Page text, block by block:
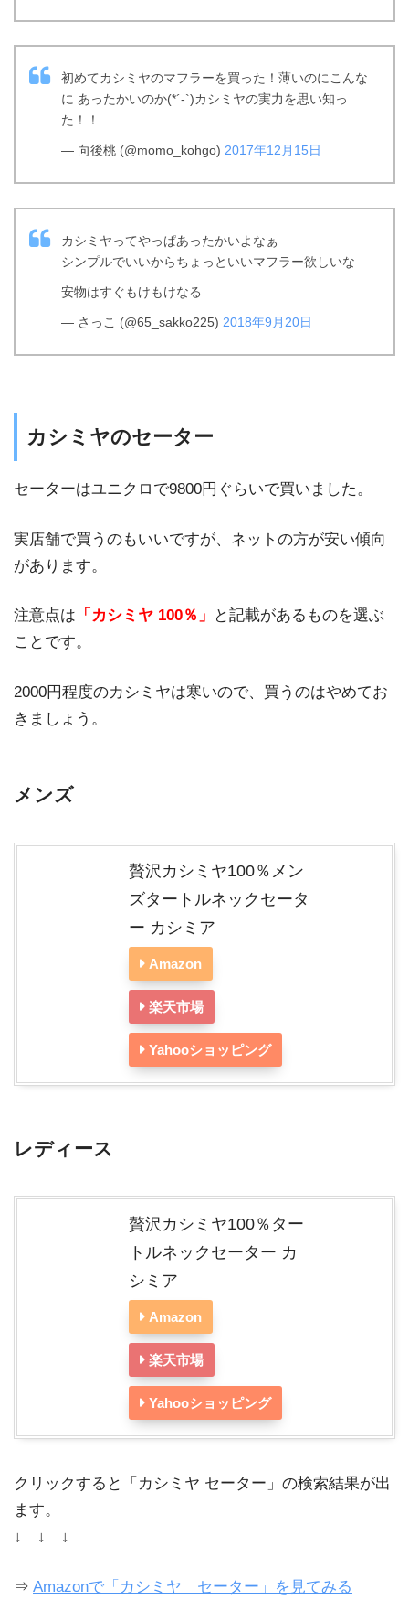
初めてカシミヤのマフラーを買った！薄いのにこんな
に あったかいのか(*´-`)カシミヤの実力を思い知っ
た！！
— 向後桃 (@momo_kohgo) 2017年12月15日
カシミヤってやっぱあったかいよなぁ
シンプルでいいからちょっといいマフラー欲しいな
安物はすぐもけもけなる
— さっこ (@65_sakko225) 2018年9月20日
カシミヤのセーター
セーターはユニクロで9800円ぐらいで買いました。
実店舗で買うのもいいですが、ネットの方が安い傾向
があります。
注意点は 「カシミヤ 100％」
と記載があるものを選ぶ
ことです。
2000円程度のカシミヤは寒いので、買うのはやめてお
きましょう。
メンズ
贅沢カシミヤ100％メン
ズタートルネックセータ
ー カシミア
Amazon
楽天市場
Yahooショッピング
レディース
贅沢カシミヤ100％ター
トルネックセーター カ
シミア
Amazon
楽天市場
Yahooショッピング
クリックすると「カシミヤ セーター」の検索結果が出
ます。
↓ ↓ ↓
⇒ Amazonで「カシミヤ セーター」を見てみる